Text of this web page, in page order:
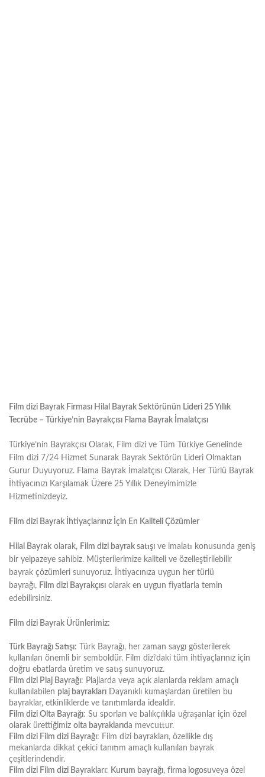
Film dizi Bayrak Firması Hilal Bayrak Sektörünün Lideri 25 Yıllık
Tecrübe – Türkiye’nin Bayrakçısı Flama Bayrak İmalatçısı
Türkiye’nin Bayrakçısı Olarak, Film dizi ve Tüm Türkiye Genelinde
Film dizi 7/24 Hizmet Sunarak Bayrak Sektörün Lideri Olmaktan
Gurur Duyuyoruz. Flama Bayrak İmalatçısı Olarak, Her Türlü Bayrak
İhtiyacınızı Karşılamak Üzere 25 Yıllık Deneyimimizle
Hizmetinizdeyiz.
Film dizi Bayrak İhtiyaçlarınız İçin En Kaliteli Çözümler
Hilal Bayrak olarak, Film dizi bayrak satışı ve imalatı konusunda geniş
bir yelpazeye sahibiz. Müşterilerimize kaliteli ve özelleştirilebilir
bayrak çözümleri sunuyoruz. İhtiyacınıza uygun her türlü
bayrağı, Film dizi Bayrakçısı olarak en uygun fiyatlarla temin
edebilirsiniz.
Film dizi Bayrak Ürünlerimiz:
Türk Bayrağı Satışı: Türk Bayrağı, her zaman saygı gösterilerek
kullanılan önemli bir semboldür. Film dizi’daki tüm ihtiyaçlarınız için
doğru ebatlarda üretim ve satış sunuyoruz.
Film dizi Plaj Bayrağı: Plajlarda veya açık alanlarda reklam amaçlı
kullanılabilen plaj bayrakları Dayanıklı kumaşlardan üretilen bu
bayraklar, etkinliklerde ve tanıtımlarda idealdir.
Film dizi Olta Bayrağı: Su sporları ve balıkçılıkla uğraşanlar için özel
olarak ürettiğimiz olta bayraklarıda mevcuttur.
Film dizi Film dizi Bayrağı: Film dizi bayrakları, özellikle dış
mekanlarda dikkat çekici tanıtım amaçlı kullanılan bayrak
çeşitlerindendir.
Film dizi Film dizi Bayrakları: Kurum bayrağı, firma logosuveya özel